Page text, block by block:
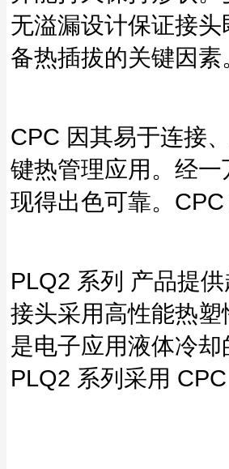
无溢漏设计保证接
备热插拔的关键因素
CPC 因其易于连接
键热管理应用。经
现得出色可靠。
PLQ2 系列 产品提
接头采用高性能热
是电子应用液体冷
PLQ2 系列采用